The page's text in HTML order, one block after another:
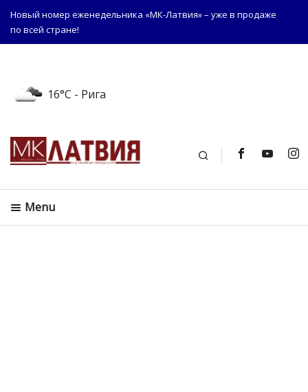
Новый номер еженедельника «МК-Латвия» – уже в продаже
по всей стране!
16°C - Рига
Поиск
Menu